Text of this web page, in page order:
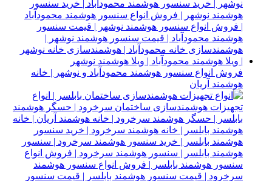
فروش انواع سنسور هوشمند محمودآباد و نوشهر | خانه
هوشمند آریان